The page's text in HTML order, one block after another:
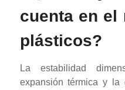
cuenta en el
plásticos?
La estabilidad
expansión térmica y